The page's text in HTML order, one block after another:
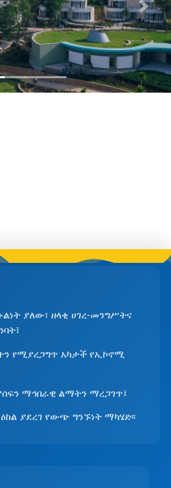
Next
ያለው፣ ዘላቂ ሀገረ-መንግሥትና
የሚያረጋግጥ አካታች የኢኮኖሚ
ማኅበራዊ ልማትን ማረጋገጥ፤
ያደረገ የውጭ ግንኙነት ማካሄድ፡፡